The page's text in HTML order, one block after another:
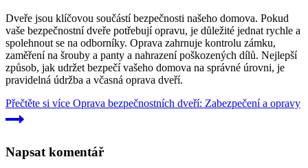
Dveře jsou klíčovou součástí bezpečnosti našeho domova. Pokud
vaše bezpečnostní dveře potřebují opravu, je důležité jednat rychle a
spolehnout se na odborníky. Oprava zahrnuje kontrolu zámku,
zaměření na šrouby a panty a nahrazení poškozených dílů. Nejlepší
způsob, jak udržet bezpečí vašeho domova na správné úrovni, je
pravidelná údržba a včasná oprava dveří.
Přečtěte si více Oprava bezpečnostních dveří: Zabezpečení a opravy
Napsat komentář